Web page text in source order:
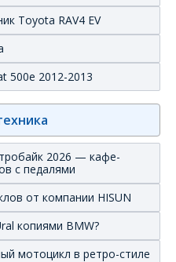
Toyota RAV4 EV
500e 2012-2013
2026 — кафе-
с педалями
от компании HISUN
копиями BMW?
мотоцикл в ретро-стиле